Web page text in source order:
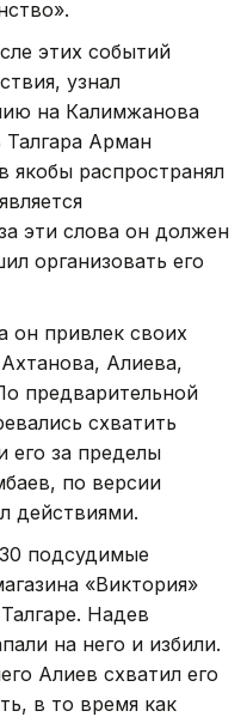
этих событий
узнал
на Калимжанова
Талгара Арман
якобы распространял
эти слова он должен
организовать его
он привлек своих
Алиева,
предварительной
схватить
его за пределы
по версии
действиями.
подсудимые
«Виктория»
Надев
на него и избили.
Алиев схватил его
в то время как